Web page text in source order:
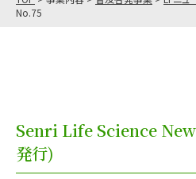
No.75
Senri Life Science
発行)